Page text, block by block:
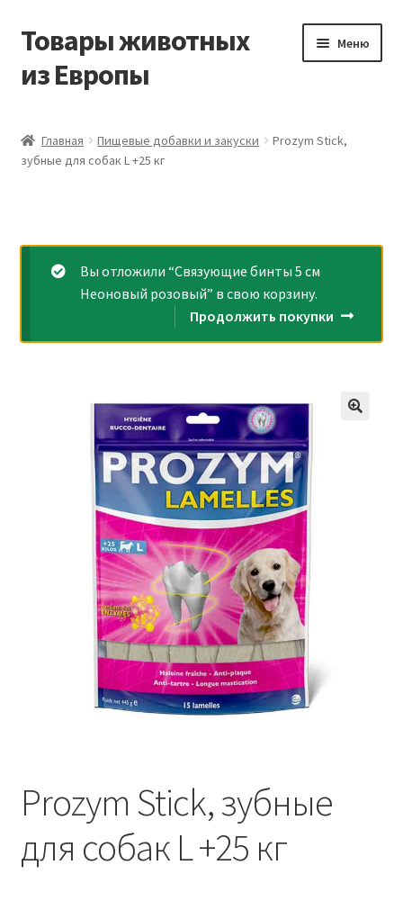
Перейти
навигации
Перейти
содержимому
Товары животных
из Европы
Меню
Виды доставки
О компании
Оформление заказа
Главная Пищевые добавки и закуски
Prozym Stick,
зубные для собак L +25 кг
Вы отложили “Связующие бинты 5 см
Неоновый розовый” в свою корзину.
Продолжить покупки
Prozym Stick, зубные
для собак L +25 кг